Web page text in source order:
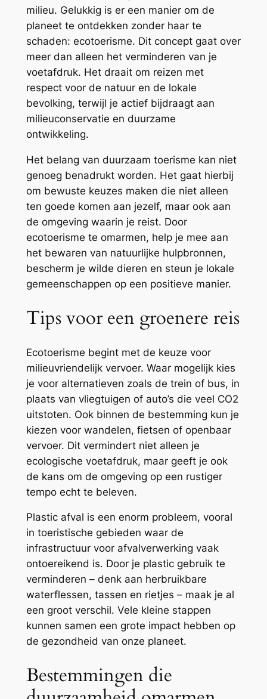
milieu. Gelukkig is er een manier om de
planeet te ontdekken zonder haar te
schaden: ecotoerisme. Dit concept gaat over
meer dan alleen het verminderen van je
voetafdruk. Het draait om reizen met
respect voor de natuur en de lokale
bevolking, terwijl je actief bijdraagt aan
milieuconservatie en duurzame
ontwikkeling.
Het belang van duurzaam toerisme kan niet
genoeg benadrukt worden. Het gaat hierbij
om bewuste keuzes maken die niet alleen
ten goede komen aan jezelf, maar ook aan
de omgeving waarin je reist. Door
ecotoerisme te omarmen, help je mee aan
het bewaren van natuurlijke hulpbronnen,
bescherm je wilde dieren en steun je lokale
gemeenschappen op een positieve manier.
Tips voor een groenere reis
Ecotoerisme begint met de keuze voor
milieuvriendelijk vervoer. Waar mogelijk kies
je voor alternatieven zoals de trein of bus, in
plaats van vliegtuigen of auto’s die veel CO2
uitstoten. Ook binnen de bestemming kun je
kiezen voor wandelen, fietsen of openbaar
vervoer. Dit vermindert niet alleen je
ecologische voetafdruk, maar geeft je ook
de kans om de omgeving op een rustiger
tempo echt te beleven.
Plastic afval is een enorm probleem, vooral
in toeristische gebieden waar de
infrastructuur voor afvalverwerking vaak
ontoereikend is. Door je plastic gebruik te
verminderen – denk aan herbruikbare
waterflessen, tassen en rietjes – maak je al
een groot verschil. Vele kleine stappen
kunnen samen een grote impact hebben op
de gezondheid van onze planeet.
Bestemmingen die